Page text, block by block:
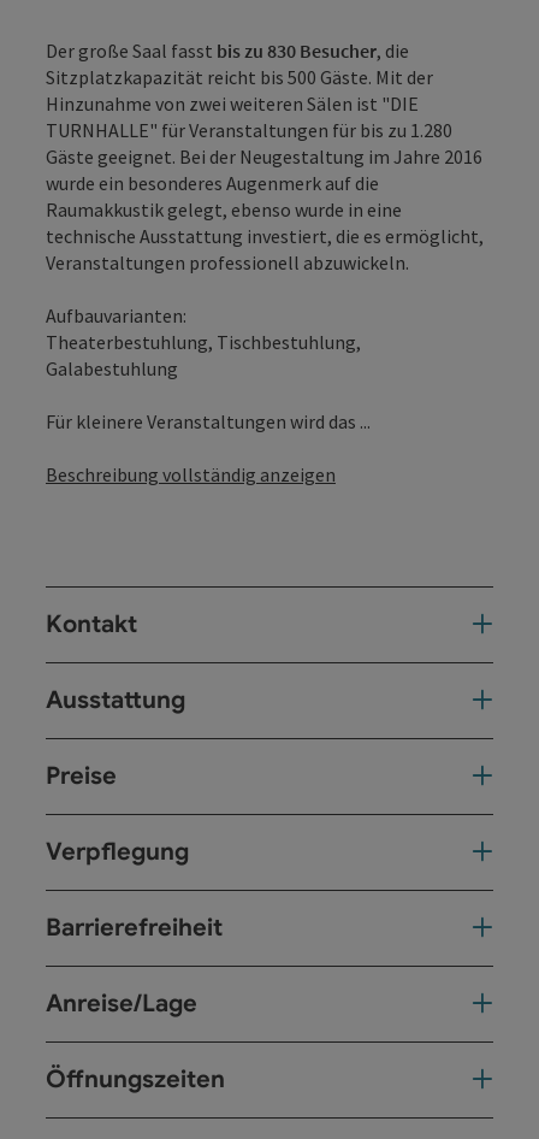
Der große Saal fasst bis zu 830 Besucher, die
Sitzplatzkapazität reicht bis 500 Gäste. Mit der
Hinzunahme von zwei weiteren Sälen ist "DIE
TURNHALLE" für Veranstaltungen für bis zu 1.280
Gäste geeignet. Bei der Neugestaltung im Jahre 2016
wurde ein besonderes Augenmerk auf die
Raumakkustik gelegt, ebenso wurde in eine
technische Ausstattung investiert, die es ermöglicht,
Veranstaltungen professionell abzuwickeln.
Aufbauvarianten:
Theaterbestuhlung, Tischbestuhlung,
Galabestuhlung
Für kleinere Veranstaltungen wird das ...
Beschreibung vollständig anzeigen
Kontakt
Ausstattung
Preise
Verpflegung
Barrierefreiheit
Anreise/Lage
Öffnungszeiten